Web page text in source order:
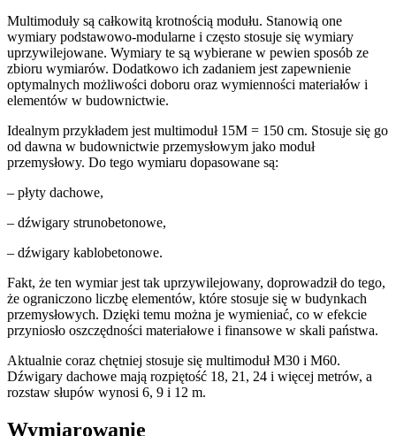
Multimoduły są całkowitą krotnością modułu. Stanowią one
wymiary podstawowo-modularne i często stosuje się wymiary
uprzywilejowane. Wymiary te są wybierane w pewien sposób ze
zbioru wymiarów. Dodatkowo ich zadaniem jest zapewnienie
optymalnych możliwości doboru oraz wymienności materiałów i
elementów w budownictwie.
Idealnym przykładem jest multimoduł 15M = 150 cm. Stosuje się go
od dawna w budownictwie przemysłowym jako moduł
przemysłowy. Do tego wymiaru dopasowane są:
– płyty dachowe,
– dźwigary strunobetonowe,
– dźwigary kablobetonowe.
Fakt, że ten wymiar jest tak uprzywilejowany, doprowadził do tego,
że ograniczono liczbę elementów, które stosuje się w budynkach
przemysłowych. Dzięki temu można je wymieniać, co w efekcie
przyniosło oszczędności materiałowe i finansowe w skali państwa.
Aktualnie coraz chętniej stosuje się multimoduł M30 i M60.
Dźwigary dachowe mają rozpiętość 18, 21, 24 i więcej metrów, a
rozstaw słupów wynosi 6, 9 i 12 m.
Wymiarowanie